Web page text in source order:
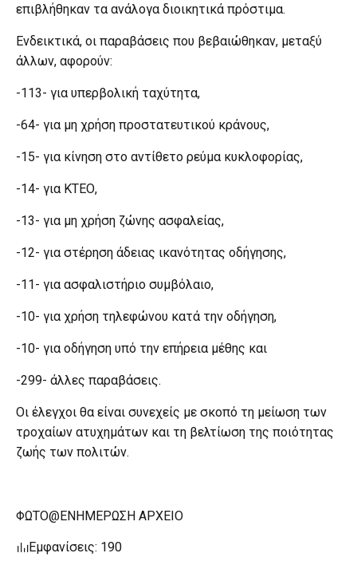
επιβλήθηκαν τα ανάλογα διοικητικά πρόστιμα.
Ενδεικτικά, οι παραβάσεις που βεβαιώθηκαν, μεταξύ
άλλων, αφορούν:
-113- για υπερβολική ταχύτητα,
-64- για μη χρήση προστατευτικού κράνους,
-15- για κίνηση στο αντίθετο ρεύμα κυκλοφορίας,
-14- για ΚΤΕΟ,
-13- για μη χρήση ζώνης ασφαλείας,
-12- για στέρηση άδειας ικανότητας οδήγησης,
-11- για ασφαλιστήριο συμβόλαιο,
-10- για χρήση τηλεφώνου κατά την οδήγηση,
-10- για οδήγηση υπό την επήρεια μέθης και
-299- άλλες παραβάσεις.
Οι έλεγχοι θα είναι συνεχείς με σκοπό τη μείωση των
τροχαίων ατυχημάτων και τη βελτίωση της ποιότητας
ζωής των πολιτών.
ΦΩΤΟ@ΕΝΗΜΕΡΩΣΗ ΑΡΧΕΙΟ
Εμφανίσεις: 190